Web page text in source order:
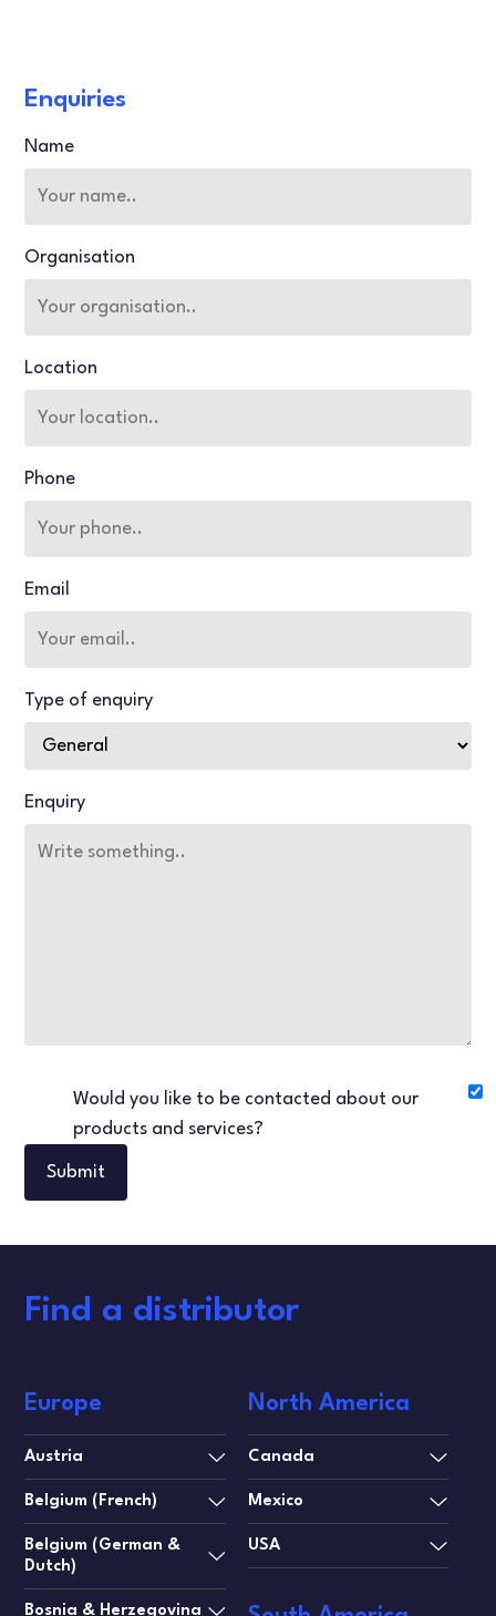
Enquiries
Name
Organisation
Location
Phone
Email
Type of enquiry
Enquiry
Would you like to be contacted about our
products and services?
Find a distributor
Europe
Austria
Belgium (French)
Belgium (German &
Dutch)
Bosnia & Herzegovina
North America
Canada
Mexico
USA